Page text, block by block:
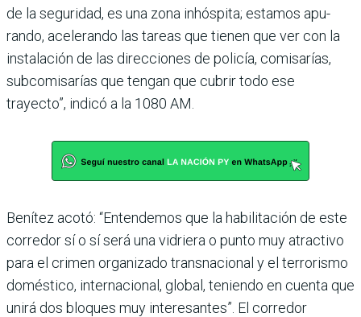
de la seguridad, es una zona inhóspita; estamos apu­
rando, acelerando las tareas que tienen que ver con la
ins­talación de las direcciones de policía, comisarías,
sub­comisarías que tengan que cubrir todo ese
trayecto”, indicó a la 1080 AM.
Benítez acotó: “Entende­mos que la habilitación de este
corredor sí o sí será una vidriera o punto muy atrac­tivo
para el crimen orga­nizado transnacional y el terrorismo
doméstico, inter­nacional, global, teniendo en cuenta que
unirá dos blo­ques muy interesantes”. El corredor